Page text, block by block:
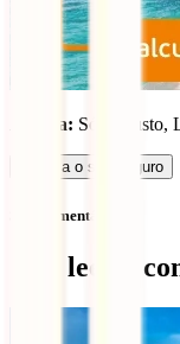
Autora: Sónia Justo,
Calcula o seu seguro
Sem comentários
Qué leer a